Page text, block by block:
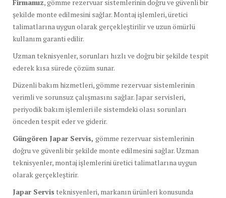
Firmamız, gömme rezervuar sistemlerinin doğru ve güvenli bir
şekilde monte edilmesini sağlar. Montaj işlemleri, üretici
talimatlarına uygun olarak gerçekleştirilir ve uzun ömürlü
kullanım garanti edilir.
Uzman teknisyenler, sorunları hızlı ve doğru bir şekilde tespit
ederek kısa sürede çözüm sunar.
Düzenli bakım hizmetleri, gömme rezervuar sistemlerinin
verimli ve sorunsuz çalışmasını sağlar. Japar servisleri,
periyodik bakım işlemleri ile sistemdeki olası sorunları
önceden tespit eder ve giderir.
Güngören Japar Servis, gömme rezervuar sistemlerinin
doğru ve güvenli bir şekilde monte edilmesini sağlar. Uzman
teknisyenler, montaj işlemlerini üretici talimatlarına uygun
olarak gerçekleştirir.
Japar Servis teknisyenleri, markanın ürünleri konusunda